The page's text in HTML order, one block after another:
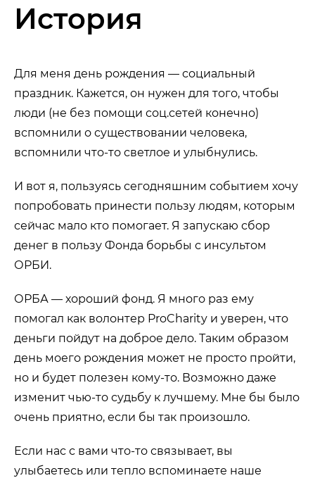
История
Для меня день рождения — социальный
праздник. Кажется, он нужен для того, чтобы
люди (не без помощи соц.сетей конечно)
вспомнили о существовании человека,
вспомнили что-то светлое и улыбнулись.
И вот я, пользуясь сегодняшним событием хочу
попробовать принести пользу людям, которым
сейчас мало кто помогает. Я запускаю сбор
денег в пользу Фонда борьбы с инсультом
ОРБИ.
ОРБА — хороший фонд. Я много раз ему
помогал как волонтер ProCharity и уверен, что
деньги пойдут на доброе дело. Таким образом
день моего рождения может не просто пройти,
но и будет полезен кому-то. Возможно даже
изменит чью-то судьбу к лучшему. Мне бы было
очень приятно, если бы так произошло.
Если нас с вами что-то связывает, вы
улыбаетесь или тепло вспоминаете наше